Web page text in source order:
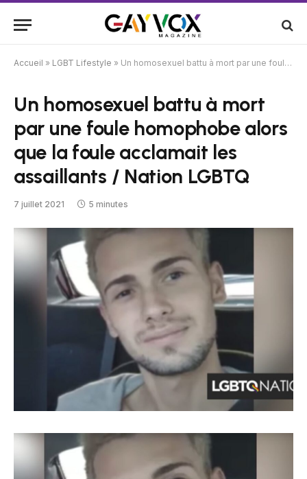
Accueil » LGBT Lifestyle » Un homosexuel battu à mort par une foule homophobe alors que la foule acclamait les assaillants / Nation LGBTQ
Un homosexuel battu à mort
par une foule homophobe alors
que la foule acclamait les
assaillants / Nation LGBTQ
7 juillet 2021 5 minutes